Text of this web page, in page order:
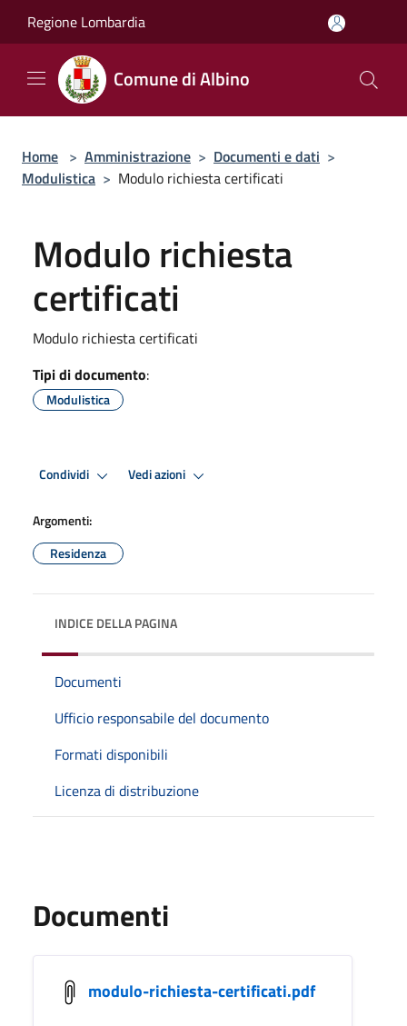
Regione Lombardia
Comune di Albino
Home > Amministrazione > Documenti e dati >
Modulistica > Modulo richiesta certificati
Modulo richiesta
certificati
Modulo richiesta certificati
Tipi di documento:
Modulistica
Condividi Vedi azioni
Argomenti:
Residenza
INDICE DELLA PAGINA
Documenti
Ufficio responsabile del documento
Formati disponibili
Licenza di distribuzione
Documenti
modulo-richiesta-certificati.pdf